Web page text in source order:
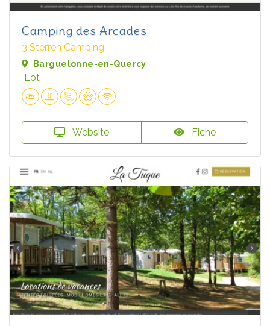
Camping des Arcades
3 Sterren Camping
Barguelonne-en-Quercy
Lot
Website Fiche